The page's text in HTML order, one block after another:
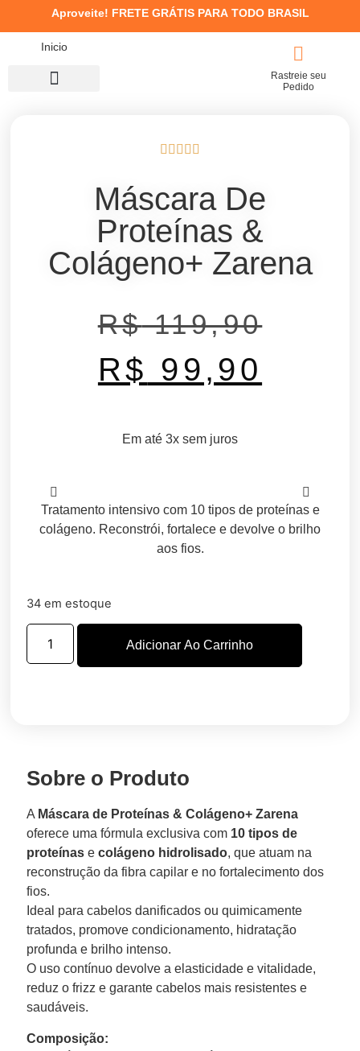
Aproveite! FRETE GRÁTIS PARA TODO BRASIL
Inicio
Rastreie seu
Pedido
Máscara De
Proteínas &
Colágeno+ Zarena
R$119,90
R$ 99,90
Em até 3x sem juros
Tratamento intensivo com 10 tipos de proteínas e
colágeno. Reconstrói, fortalece e devolve o brilho
aos fios.
34 em estoque
Adicionar Ao Carrinho
Sobre o Produto
A Máscara de Proteínas & Colágeno+ Zarena
oferece uma fórmula exclusiva com 10 tipos de
proteínas ecolágeno hidrolisado, que atuam na
reconstrução da fibra capilar e no fortalecimento dos
fios.
Ideal para cabelos danificados ou quimicamente
tratados, promove condicionamento, hidratação
profunda e brilho intenso.
O uso contínuo devolve a elasticidade e vitalidade,
reduz o frizz e garante cabelos mais resistentes e
saudáveis.
Composição: